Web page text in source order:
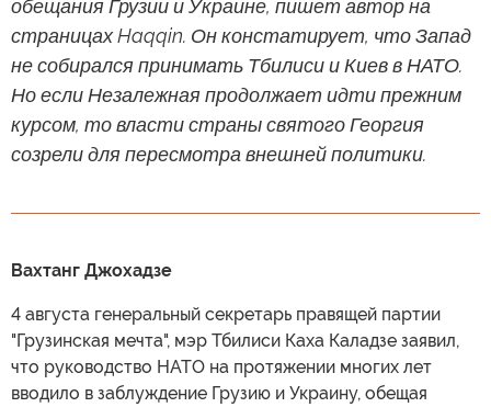
обещания Грузии и Украине, пишет автор на
страницах Haqqin. Он констатирует, что Запад
не собирался принимать Тбилиси и Киев в НАТО.
Но если Незалежная продолжает идти прежним
курсом, то власти страны святого Георгия
созрели для пересмотра внешней политики.
Вахтанг Джохадзе
4 августа генеральный секретарь правящей партии
"Грузинская мечта", мэр Тбилиси Каха Каладзе заявил,
что руководство НАТО на протяжении многих лет
вводило в заблуждение Грузию и Украину, обещая